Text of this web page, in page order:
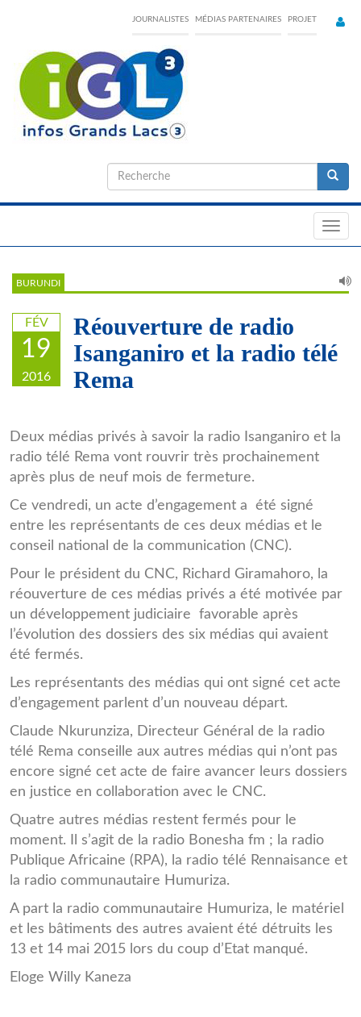
content
JOURNALISTES MÉDIAS PARTENAIRES PROJET
Formulaire
de
BURUNDI
FÉV
19
2016
Réouverture de radio
Isanganiro et la radio télé
Rema
isanganiro.jpg
Deux médias privés à savoir la radio Isanganiro et la
radio télé Rema vont rouvrir très prochainement
après plus de neuf mois de fermeture.
Ce vendredi, un acte d’engagement a été signé
entre les représentants de ces deux médias et le
conseil national de la communication (CNC).
Pour le président du CNC, Richard Giramahoro, la
réouverture de ces médias privés a été motivée par
un développement judiciaire favorable après
l’évolution des dossiers des six médias qui avaient
été fermés.
Les représentants des médias qui ont signé cet acte
d’engagement parlent d’un nouveau départ.
Claude Nkurunziza, Directeur Général de la radio
télé Rema conseille aux autres médias qui n’ont pas
encore signé cet acte de faire avancer leurs dossiers
en justice en collaboration avec le CNC.
Quatre autres médias restent fermés pour le
moment. Il s’agit de la radio Bonesha fm ; la radio
Publique Africaine (RPA), la radio télé Rennaisance et
la radio communautaire Humuriza.
A part la radio communautaire Humuriza, le matériel
et les bâtiments des autres avaient été détruits les
13 et 14 mai 2015 lors du coup d’Etat manqué.
Eloge Willy Kaneza